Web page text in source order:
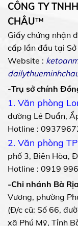
CÔNG TY
CHÂU™
Giấy chứng nhận
cấp lần đầu tại
Website :
-Trụ sở chính
1. Văn phòng
đường Lê Duẩn,
Hotline :
2. Văn phòng
phố 3, Biên Hòa,
Hotline : 0919
-Chi nhánh Bà
Vương, phường
(Đ/c cũ: Số 66,
xã Phú Mỹ, Tỉnh